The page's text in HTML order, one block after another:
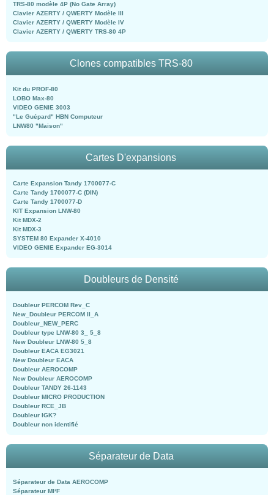
TRS-80 modèle 4P (No Gate Array)
Clavier AZERTY / QWERTY Modèle III
Clavier AZERTY / QWERTY Modèle IV
Clavier AZERTY / QWERTY TRS-80 4P
Clones compatibles TRS-80
Kit du PROF-80
LOBO Max-80
VIDEO GENIE 3003
"Le Guépard" HBN Computeur
LNW80 "Maison"
Cartes D'expansions
Carte Expansion Tandy 1700077-C
Carte Tandy 1700077-C (DIN)
Carte Tandy 1700077-D
KIT Expansion LNW-80
Kit MDX-2
Kit MDX-3
SYSTEM 80 Expander X-4010
VIDEO GENIE Expander EG-3014
Doubleurs de Densité
Doubleur PERCOM Rev_C
New_Doubleur PERCOM II_A
Doubleur_NEW_PERC
Doubleur type LNW-80 3_ 5_8
New Doubleur LNW-80 5_8
Doubleur EACA EG3021
New Doubleur EACA
Doubleur AEROCOMP
New Doubleur AEROCOMP
Doubleur TANDY 26-1143
Doubleur MICRO PRODUCTION
Doubleur RCE_JB
Doubleur IGK?
Doubleur non identifié
Séparateur de Data
Séparateur de Data AEROCOMP
Séparateur MI²F